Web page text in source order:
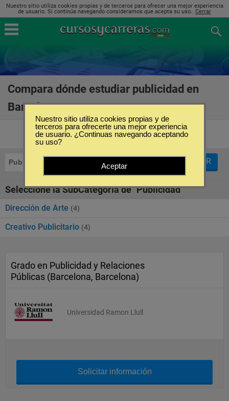
Nuestro sitio utiliza cookies propias y de terceros para ofrecer una mejor experiencia
de usuario. Si continúa navegando consideramos que acepta su uso.. Cerrar
Compara dónde estudiar publicidad en
Barcelona
Publicidad Barcelona FILTRAR
Seleccione la SubCategoría de "Publicidad"
Dirección de Arte (4)
Creativo Publicitario (4)
Grado en Publicidad y Relaciones
Públicas (Barcelona, Barcelona)
Universidad Ramon Llull
Solicitar información
Nuestro sitio utiliza cookies propias y de
terceros para ofrecerte una mejor experiencia
de usuario. ¿Continuas navegando aceptando
su uso?
Aceptar